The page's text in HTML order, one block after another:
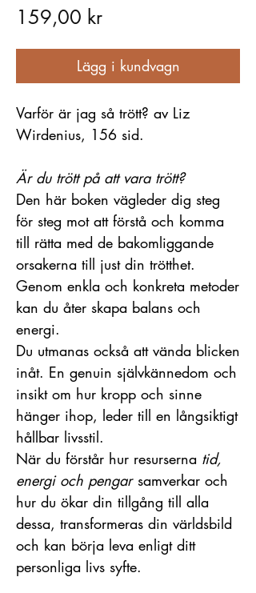
159,00 krPris
Lägg i kundvagn
Varför är jag så trött? av Liz
Wirdenius, 156 sid.
Är du trött på att vara trött?
Den här boken vägleder dig steg
för steg mot att förstå och komma
till rätta med de bakomliggande
orsakerna till just din trötthet.
Genom enkla och konkreta metoder
kan du åter skapa balans och
energi.
Du utmanas också att vända blicken
inåt. En genuin självkännedom och
insikt om hur kropp och sinne
hänger ihop, leder till en långsiktigt
hållbar livsstil.
När du förstår hur resurserna tid,
energi och pengarsamverkar och
hur du ökar din tillgång till alla
dessa, transformeras din världsbild
och kan börja leva enligt ditt
personliga livs syfte.